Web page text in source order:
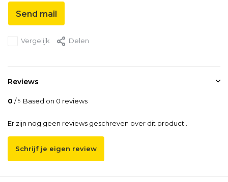
Send mail
Vergelijk Delen
Reviews
0 /5 Based on 0 reviews
Er zijn nog geen reviews geschreven over dit product..
Schrijf je eigen review